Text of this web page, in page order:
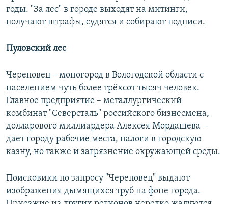
годы. "За лес" в городе выходят на митинги,
получают штрафы, судятся и собирают подписи.
Пуловский лес
Череповец – моногород в Вологодской области с
населением чуть более трёхсот тысяч человек.
Главное предприятие – металлургический
комбинат "Северсталь" российского бизнесмена,
долларового миллиардера Алексея Мордашева –
дает городу рабочие места, налоги в городскую
казну, но также и загрязнение окружающей среды.
Поисковики по запросу "Череповец" выдают
изображения дымящихся труб на фоне города.